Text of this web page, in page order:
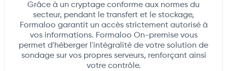
Grâce à un cryptage conforme aux normes du
secteur, pendant le transfert et le stockage,
Formaloo garantit un accès strictement autorisé à
vos informations. Formaloo On-premise vous
permet d'héberger l'intégralité de votre solution de
sondage sur vos propres serveurs, renforçant ainsi
votre contrôle.